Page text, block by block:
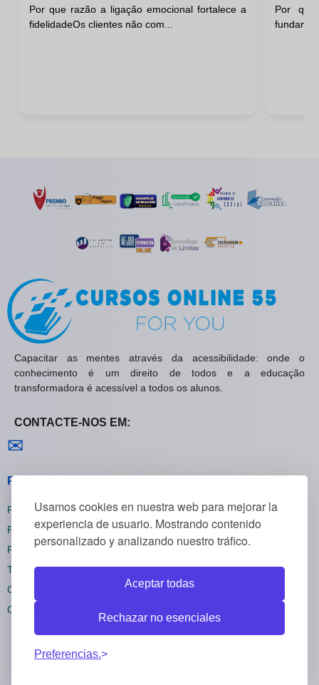
Usamos cookies en nuestra web para mejorar la
experiencia de usuario. Mostrando contenido
personalizado y analizando nuestro tráfico.
Aceptar todas
Rechazar no esenciales
Preferencias.
Inteligência Emocional Em
Por que razão a ligação emocional fortalece a
fidelidadeOs clientes não com...
Por
Capacitar as mentes através da acessibilidade: onde o
conhecimento é um direito de todos e a educação
transformadora é acessível a todos os alunos.
CONTACTE-NOS EM:
✉
Políticas Gerais
Política de Privacidade
Política de Cookies
Política de Reembolsos
Termos e Condições
Cancelar inscrição
Configurações de cookies